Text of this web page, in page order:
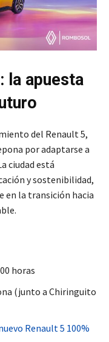
la apuesta
del Renault 5,
por adaptarse a
ciudad está
y sostenibilidad,
en la transición hacia
horas
(junto a Chiringuito
Renault 5 100%